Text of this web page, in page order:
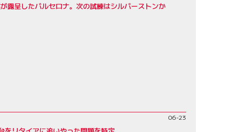
露呈したバルセロナ。次の試練はシルバーストンか
06-23